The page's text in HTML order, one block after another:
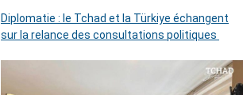
Diplomatie : le Tchad et la Türkiye échangent
sur la relance des consultations politiques